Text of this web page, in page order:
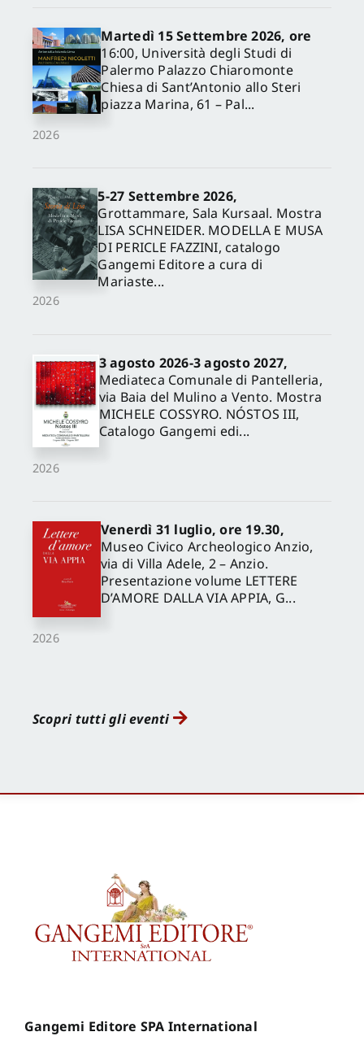
2026
Martedì 15 Settembre 2026, ore
16:00, Università degli Studi di
Palermo Palazzo Chiaromonte
Chiesa di Sant’Antonio allo Steri
piazza Marina, 61 – Pal...
2026
5-27 Settembre 2026,
Grottammare, Sala Kursaal. Mostra
LISA SCHNEIDER. MODELLA E MUSA
DI PERICLE FAZZINI, catalogo
Gangemi Editore a cura di
Mariaste...
2026
3 agosto 2026-3 agosto 2027,
Mediateca Comunale di Pantelleria,
via Baia del Mulino a Vento. Mostra
MICHELE COSSYRO. NÓSTOS III,
Catalogo Gangemi edi...
2026
Venerdì 31 luglio, ore 19.30,
Museo Civico Archeologico Anzio,
via di Villa Adele, 2 – Anzio.
Presentazione volume LETTERE
D’AMORE DALLA VIA APPIA, G...
Scopri tutti gli eventi
Gangemi Editore SPA International